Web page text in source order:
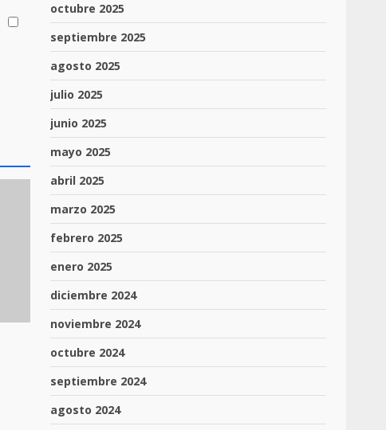
octubre 2025
septiembre 2025
agosto 2025
julio 2025
junio 2025
mayo 2025
abril 2025
marzo 2025
febrero 2025
enero 2025
diciembre 2024
noviembre 2024
octubre 2024
septiembre 2024
agosto 2024